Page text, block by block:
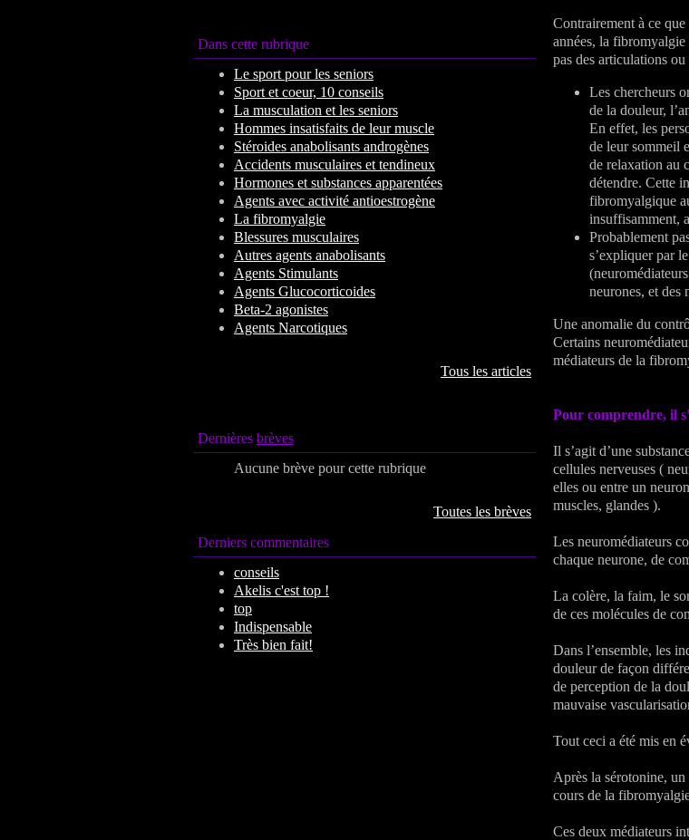
Dans cette rubrique
Le sport pour les seniors
Sport et coeur, 10 conseils
La musculation et les seniors
Hommes insatisfaits de leur muscle
Stéroides anabolisants androgènes
Accidents musculaires et tendineux
Hormones et substances apparentées
Agents avec activité antioestrogène
La fibromyalgie
Blessures musculaires
Autres agents anabolisants
Agents Stimulants
Agents Glucocorticoides
Beta-2 agonistes
Agents Narcotiques
Tous les articles
Dernières brèves
Aucune brève pour cette rubrique
Toutes les brèves
Derniers commentaires
conseils
Akelis c'est top !
top
Indispensable
Très bien fait!
Contrairement à ce
années, la fibromyalgie
pas des articulations
Les chercheurs
de la douleur,
En effet, les
de leur sommeil
de relaxation au
détendre. Cette
fibromyalgique
insuffisamment,
Probablement
s’expliquer par
neurones, et des
Une anomalie du
Certains
médiateurs de la
Pour comprendre, il
Il s’agit d’une
cellules nerveuses (
elles ou entre un
muscles, glandes ).
Les neuromédiateurs
chaque neurone, de
La colère, la faim, le
de ces molécules de
Dans l’ensemble, les
douleur de façon
de perception de la
mauvaise
Tout ceci a été mis en
Après la sérotonine, un
cours de la
Ces deux médiateurs